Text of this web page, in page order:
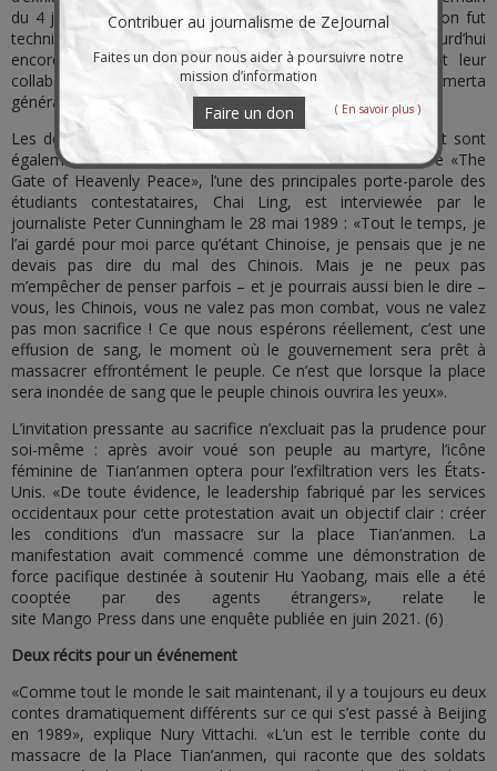
du 4 juin ? C’est d’autant plus invraisemblable que l’opération fut
techniquement réussie. Mais peu importent les faits. Aujourd’hui
encore, l’implication des services secrets occidentaux et leur
collaboration avec les bandes mafieuses font l’objet d’une omerta
généralisée dans le «monde libre».
Les déclarations des porte-parole du mouvement étudiant sont
également éclairantes. Comme le retrace le documentaire «The
Gate of Heavenly Peace», l’une des principales porte-parole des
étudiants contestataires, Chai Ling, est interviewée par le
journaliste Peter Cunningham le 28 mai 1989 : «Tout le temps, je
l’ai gardé pour moi parce qu’étant Chinoise, je pensais que je ne
devais pas dire du mal des Chinois. Mais je ne peux pas
m’empêcher de penser parfois – et je pourrais aussi bien le dire –
vous, les Chinois, vous ne valez pas mon combat, vous ne valez
pas mon sacrifice ! Ce que nous espérons réellement, c’est une
effusion de sang, le moment où le gouvernement sera prêt à
massacrer effrontément le peuple. Ce n’est que lorsque la place
sera inondée de sang que le peuple chinois ouvrira les yeux».
L’invitation pressante au sacrifice n’excluait pas la prudence pour
soi-même : après avoir voué son peuple au martyre, l’icône
féminine de Tian’anmen optera pour l’exfiltration vers les États-
Unis. «De toute évidence, le leadership fabriqué par les services
occidentaux pour cette protestation avait un objectif clair : créer
les conditions d’un massacre sur la place Tian’anmen. La
manifestation avait commencé comme une démonstration de
force pacifique destinée à soutenir Hu Yaobang, mais elle a été
cooptée par des agents étrangers», relate le
site Mango Press dans une enquête publiée en juin 2021. (6)
Deux récits pour un événement
«Comme tout le monde le sait maintenant, il y a toujours eu deux
contes dramatiquement différents sur ce qui s’est passé à Beijing
en 1989», explique Nury Vittachi. «L’un est le terrible conte du
massacre de la Place Tian’anmen, qui raconte que des soldats
Contribuer au journalisme de ZeJournal
Faites un don pour nous aider à poursuivre notre
mission d’information
Faire un don ( En savoir plus )